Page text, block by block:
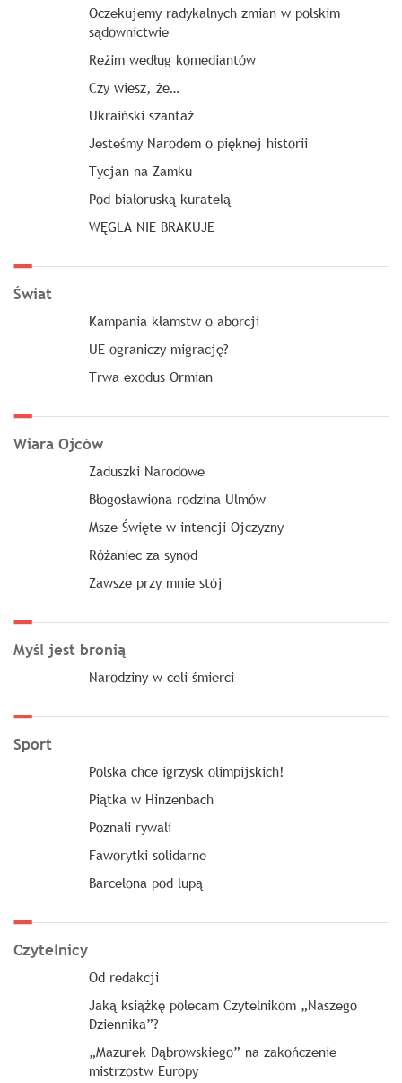
Oczekujemy radykalnych zmian w polskim
sądownictwie
Reżim według komediantów
Czy wiesz, że…
Ukraiński szantaż
Jesteśmy Narodem o pięknej historii
Tycjan na Zamku
Pod białoruską kuratelą
WĘGLA NIE BRAKUJE
Świat
Kampania kłamstw o aborcji
UE ograniczy migrację?
Trwa exodus Ormian
Wiara Ojców
Zaduszki Narodowe
Błogosławiona rodzina Ulmów
Msze Święte w intencji Ojczyzny
Różaniec za synod
Zawsze przy mnie stój
Myśl jest bronią
Narodziny w celi śmierci
Sport
Polska chce igrzysk olimpijskich!
Piątka w Hinzenbach
Poznali rywali
Faworytki solidarne
Barcelona pod lupą
Czytelnicy
Od redakcji
Jaką książkę polecam Czytelnikom „Naszego
Dziennika”?
„Mazurek Dąbrowskiego” na zakończenie
mistrzostw Europy